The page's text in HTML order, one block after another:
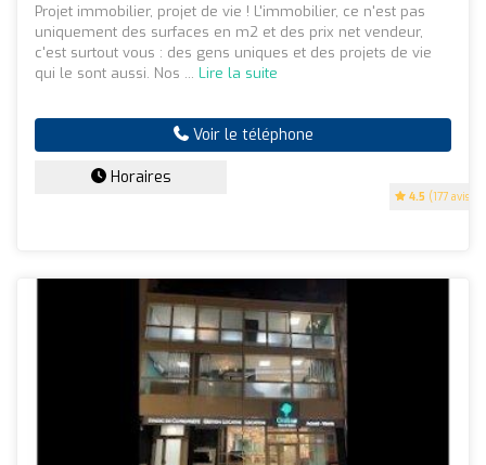
4.5 (177 avis)
Projet immobilier, projet de vie ! L'immobilier, ce n'est pas
uniquement des surfaces en m2 et des prix net vendeur,
c'est surtout vous : des gens uniques et des projets de vie
qui le sont aussi. Nos ... Lire la suite
Voir le téléphone
Horaires